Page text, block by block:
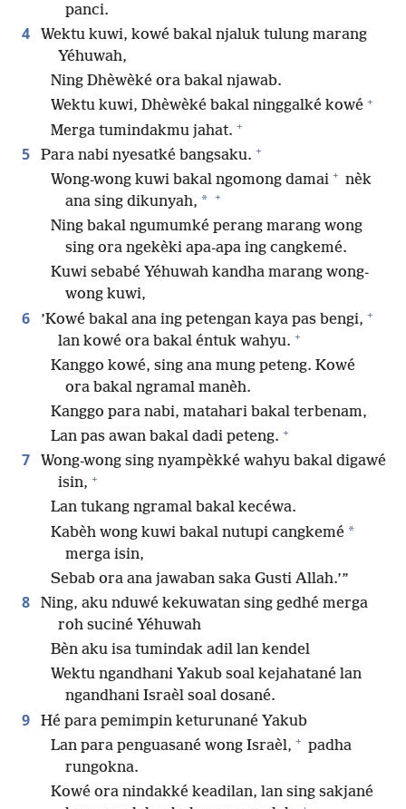
panci.
4
Wektu kuwi, kowé bakal njaluk tulung marang
Yéhuwah,
Ning Dhèwèké ora bakal njawab.
Wektu kuwi, Dhèwèké bakal ninggalké kowé +
Merga tumindakmu jahat. +
5 Para nabi nyesatké bangsaku. +
Wong-wong kuwi bakal ngomong damai + nèk
ana sing dikunyah, * +
Ning bakal ngumumké perang marang wong
sing ora ngekèki apa-apa ing cangkemé.
Kuwi sebabé Yéhuwah kandha marang wong-
wong kuwi,
6 ’Kowé bakal ana ing petengan kaya pas bengi, +
lan kowé ora bakal éntuk wahyu. +
Kanggo kowé, sing ana mung peteng. Kowé
ora bakal ngramal manèh.
Kanggo para nabi, matahari bakal terbenam,
Lan pas awan bakal dadi peteng. +
7
Wong-wong sing nyampèkké wahyu bakal digawé
isin, +
Lan tukang ngramal bakal kecéwa.
Kabèh wong kuwi bakal nutupi cangkemé *
merga isin,
Sebab ora ana jawaban saka Gusti Allah.’”
8
Ning, aku nduwé kekuwatan sing gedhé merga
roh suciné Yéhuwah
Bèn aku isa tumindak adil lan kendel
Wektu ngandhani Yakub soal kejahatané lan
ngandhani Israèl soal dosané.
9
Hé para pemimpin keturunané Yakub
Lan para penguasané wong Israèl, + padha
rungokna.
Kowé ora nindakké keadilan, lan sing sakjané